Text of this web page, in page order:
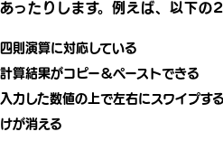
あったりします。例えば、以下の2
四則演算に対応している
計算結果がコピー＆ペーストできる
入力した数値の上で左右にスワイプす
けが消える